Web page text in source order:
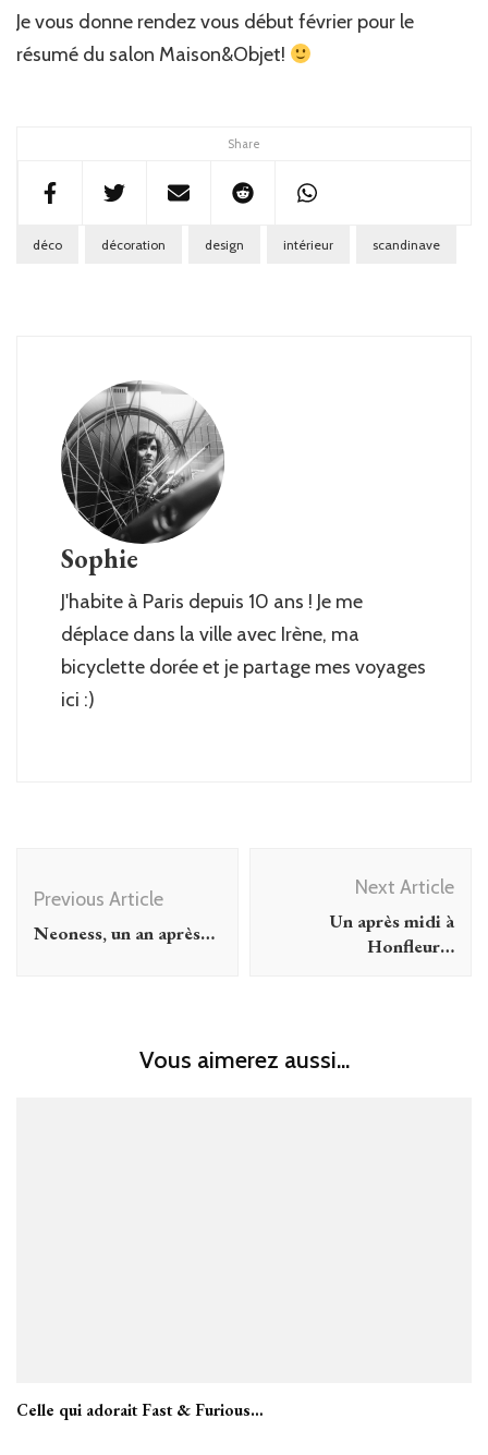
Share
Je vous donne rendez vous début février pour le
résumé du salon Maison&Objet!
déco décoration design intérieur scandinave
Sophie
J'habite à Paris depuis 10 ans ! Je me
déplace dans la ville avec Irène, ma
bicyclette dorée et je partage mes voyages
ici :)
Navigation
Previous Article
Neoness, un an après…
Next Article
Un après midi à
Honfleur…
Vous aimerez aussi...
Celle qui adorait Fast & Furious…